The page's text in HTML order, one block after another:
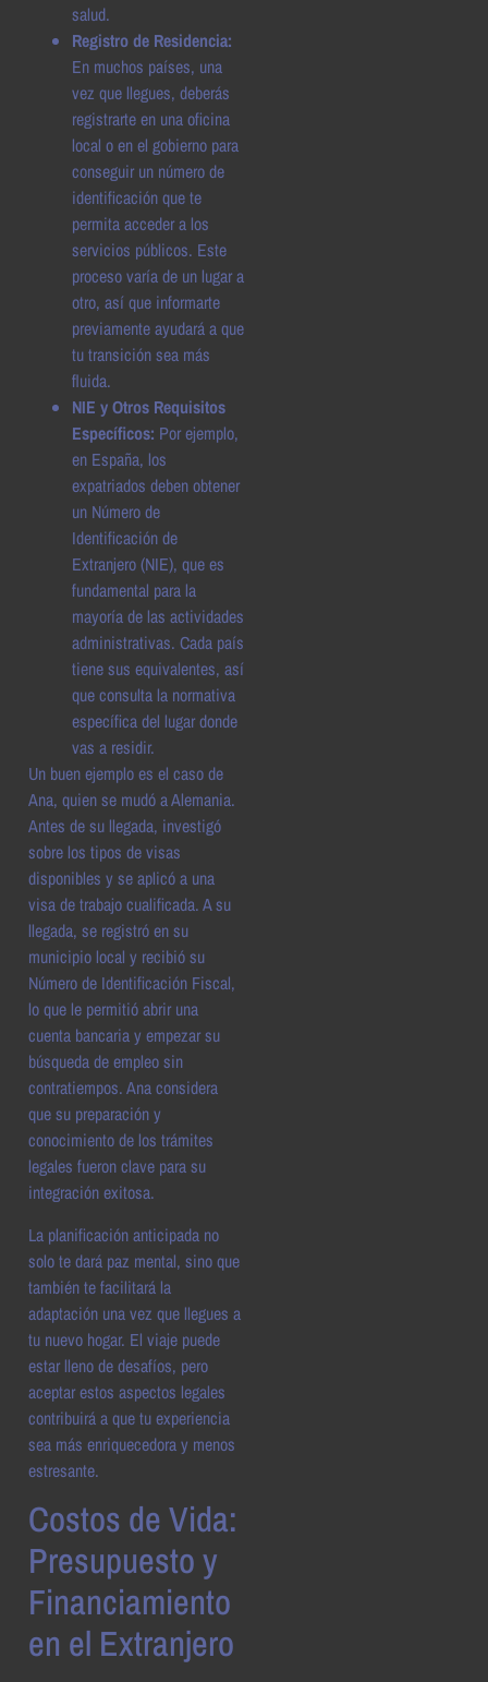
salud.
Registro de Residencia:
En muchos países, una
vez que llegues, deberás
registrarte en una oficina
local o en el gobierno para
conseguir un número de
identificación que te
permita acceder a los
servicios públicos. Este
proceso varía de un lugar a
otro, así que informarte
previamente ayudará a que
tu transición sea más
fluida.
NIE y Otros Requisitos
Específicos: Por ejemplo,
en España, los
expatriados deben obtener
un Número de
Identificación de
Extranjero (NIE), que es
fundamental para la
mayoría de las actividades
administrativas. Cada país
tiene sus equivalentes, así
que consulta la normativa
específica del lugar donde
vas a residir.
Un buen ejemplo es el caso de
Ana, quien se mudó a Alemania.
Antes de su llegada, investigó
sobre los tipos de visas
disponibles y se aplicó a una
visa de trabajo cualificada. A su
llegada, se registró en su
municipio local y recibió su
Número de Identificación Fiscal,
lo que le permitió abrir una
cuenta bancaria y empezar su
búsqueda de empleo sin
contratiempos. Ana considera
que su preparación y
conocimiento de los trámites
legales fueron clave para su
integración exitosa.
La planificación anticipada no
solo te dará paz mental, sino que
también te facilitará la
adaptación una vez que llegues a
tu nuevo hogar. El viaje puede
estar lleno de desafíos, pero
aceptar estos aspectos legales
contribuirá a que tu experiencia
sea más enriquecedora y menos
estresante.
Costos de Vida:
Presupuesto y
Financiamiento
en el Extranjero